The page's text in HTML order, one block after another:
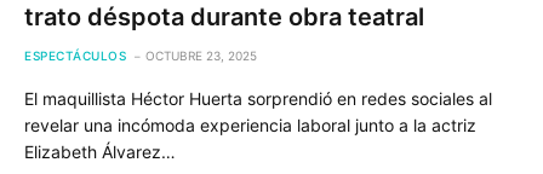
trato déspota durante obra teatral
ESPECTÁCULOS OCTUBRE 23, 2025
El maquillista Héctor Huerta sorprendió en redes sociales al
revelar una incómoda experiencia laboral junto a la actriz
Elizabeth Álvarez…